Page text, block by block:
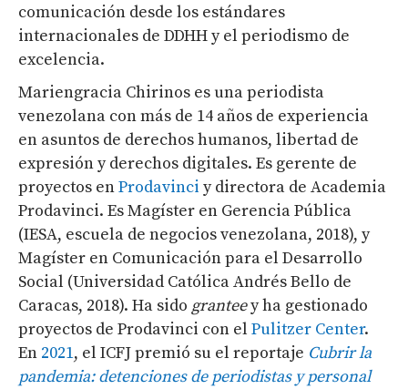
comunicación desde los estándares
internacionales de DDHH y el periodismo de
excelencia.
Mariengracia Chirinos es una periodista
venezolana con más de 14 años de experiencia
en asuntos de derechos humanos, libertad de
expresión y derechos digitales. Es gerente de
proyectos enProdavinci y directora de Academia
Prodavinci. Es Magíster en Gerencia Pública
(IESA, escuela de negocios venezolana, 2018), y
Magíster en Comunicación para el Desarrollo
Social (Universidad Católica Andrés Bello de
Caracas, 2018). Ha sido granteey ha gestionado
proyectos de Prodavinci con el Pulitzer Center.
En 2021, el ICFJ premió su el reportaje Cubrir la
pandemia: detenciones de periodistas y personal